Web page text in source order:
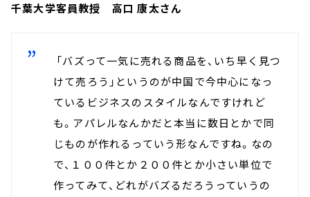
千葉大学客員教授 高口 康太さん
「バズって一気に売れる商品を、いち早く見つ
けて売ろう」というのが中国で今中心になっ
ているビジネスのスタイルなんですけれど
も。アパレルなんかだと本当に数日とかで同
じものが作れるっていう形なんですね。なの
で、１００件とか２００件とか小さい単位で
作ってみて、どれがバズるだろうっていうの